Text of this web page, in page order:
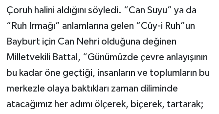
Çoruh halini aldığını söyledi. “Can Suyu” ya da
“Ruh Irmağı” anlamlarına gelen “Cûy-i Ruh”un
Bayburt için Can Nehri olduğuna değinen
Milletvekili Battal, “Günümüzde çevre anlayışının
bu kadar öne geçtiği, insanların ve toplumların bu
merkezle olaya baktıkları zaman diliminde
atacağımız her adımı ölçerek, biçerek, tartarak;